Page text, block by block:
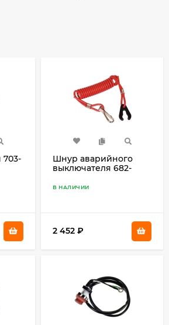
703-
Шнур аварийного
выключателя 682-
В НАЛИЧИИ
2 452 ₽